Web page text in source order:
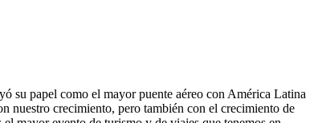
su papel como el mayor puente aéreo con América Latina
nuestro crecimiento, pero también con el crecimiento de